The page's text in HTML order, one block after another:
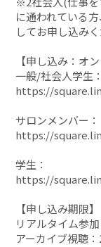
に通われている
してお申し込み
【申し込み：オ
一般/社会人学生：
https://
サロンメンバー：
https://
学生：
https://
【申し込み期限】
リアルタイム参
アーカイブ視聴